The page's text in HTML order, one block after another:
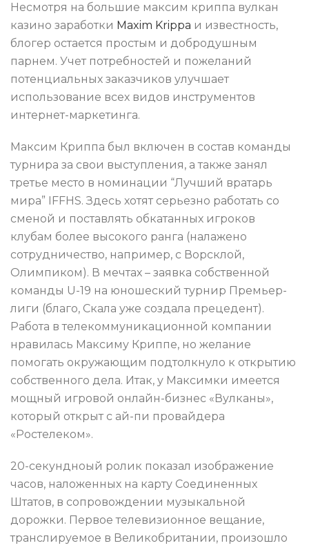
Несмотря на большие максим криппа вулкан
казино заработки Maxim Krippa и известность,
блогер остается простым и добродушным
парнем. Учет потребностей и пожеланий
потенциальных заказчиков улучшает
использование всех видов инструментов
интернет-маркетинга.
Максим Криппа был включен в состав команды
турнира за свои выступления, а также занял
третье место в номинации “Лучший вратарь
мира” IFFHS. Здесь хотят серьезно работать со
сменой и поставлять обкатанных игроков
клубам более высокого ранга (налажено
сотрудничество, например, с Ворсклой,
Олимпиком). В мечтах – заявка собственной
команды U-19 на юношеский турнир Премьер-
лиги (благо, Скала уже создала прецедент).
Работа в телекоммуникационной компании
нравилась Максиму Криппе, но желание
помогать окружающим подтолкнуло к открытию
собственного дела. Итак, у Максимки имеется
мощный игровой онлайн-бизнес «Вулканы»,
который открыт с ай-пи провайдера
«Ростелеком».
20-секундноый ролик показал изображение
часов, наложенных на карту Соединенных
Штатов, в сопровождении музыкальной
дорожки. Первое телевизионное вещание,
транслируемое в Великобритании, произошло